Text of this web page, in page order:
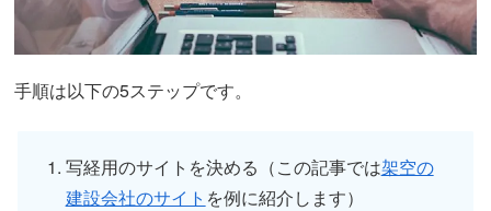
手順は以下の5ステップです。
写経用のサイトを決める（この記事では架空の
建設会社のサイト を例に紹介します）